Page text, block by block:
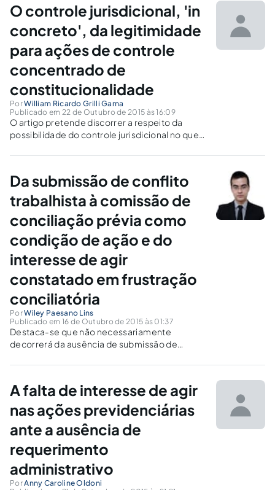
O controle jurisdicional, 'in
concreto', da legitimidade
para ações de controle
concentrado de
constitucionalidade
PorWilliam Ricardo Grilli Gama
Publicado em 22 de Outubro de 2015 às 16:09
O artigo pretende discorrer a respeito da
possibilidade do controle jurisdicional no que
das ações de controle concentrado de
Da submissão de conflito
trabalhista à comissão de
conciliação prévia como
condição de ação e do
interesse de agir
constatado em frustração
conciliatória
PorWiley Paesano Lins
Publicado em 16 de Outubro de 2015 às 01:37
Destaca-se que não necessariamente
decorrerá da ausência de submissão de
extinção do processo sem resolução de
prevista no art. 625-D da CLT.
A falta de interesse de agir
nas ações previdenciárias
ante a ausência de
requerimento
administrativo
PorAnny Caroline Oldoni